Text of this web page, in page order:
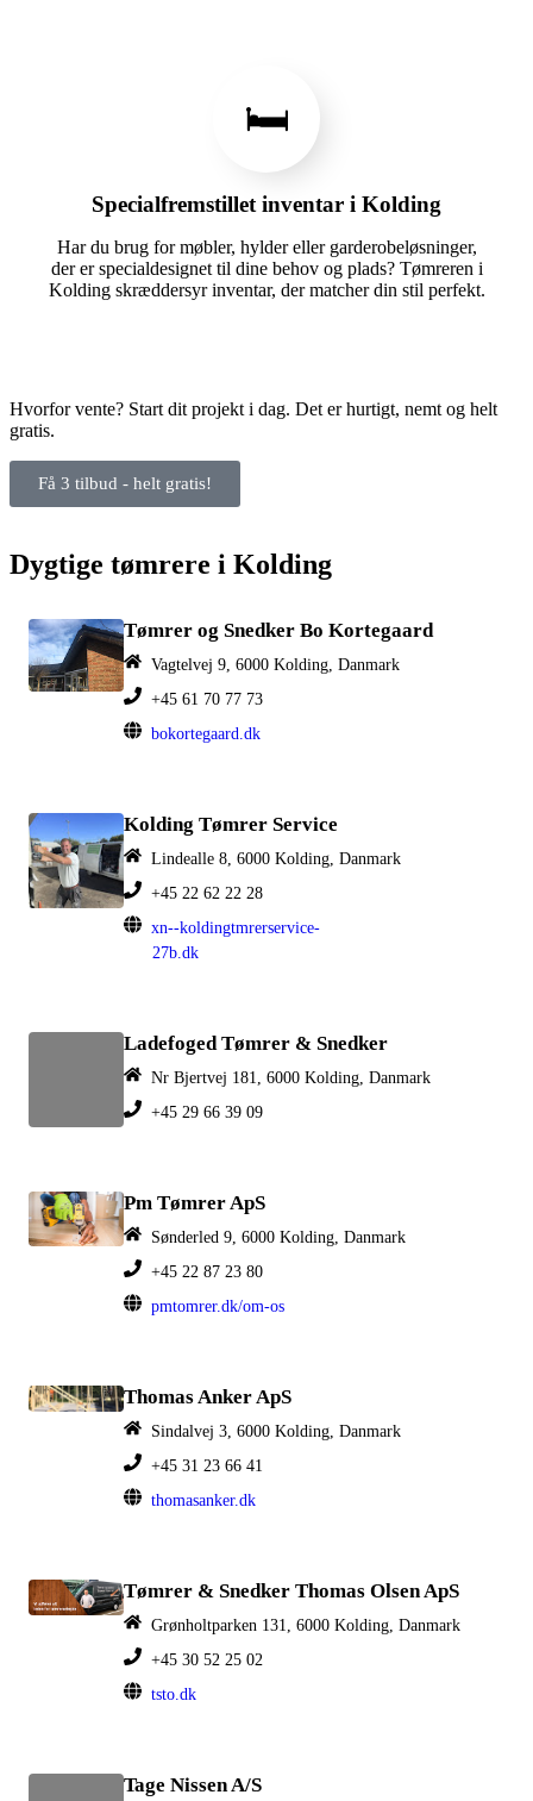
🛏️
Specialfremstillet inventar i Kolding
Har du brug for møbler, hylder eller garderobeløsninger,
der er specialdesignet til dine behov og plads? Tømreren i
Kolding skræddersyr inventar, der matcher din stil perfekt.
Hvorfor vente? Start dit projekt i dag. Det er hurtigt, nemt og helt
gratis.
Få 3 tilbud - helt gratis!
Dygtige tømrere i Kolding
Tømrer og Snedker Bo Kortegaard
Vagtelvej 9, 6000 Kolding, Danmark
+45 61 70 77 73
bokortegaard.dk
Kolding Tømrer Service
Lindealle 8, 6000 Kolding, Danmark
+45 22 62 22 28
xn--koldingtmrerservice-
27b.dk
Ladefoged Tømrer & Snedker
Nr Bjertvej 181, 6000 Kolding, Danmark
+45 29 66 39 09
Pm Tømrer ApS
Sønderled 9, 6000 Kolding, Danmark
+45 22 87 23 80
pmtomrer.dk/om-os
Thomas Anker ApS
Sindalvej 3, 6000 Kolding, Danmark
+45 31 23 66 41
thomasanker.dk
Tømrer & Snedker Thomas Olsen ApS
Grønholtparken 131, 6000 Kolding, Danmark
+45 30 52 25 02
tsto.dk
Tage Nissen A/S